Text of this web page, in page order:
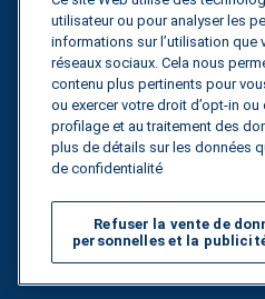
Tous droits réservés.
utilisateur ou pour analyser les
informations sur l’utilisation
réseaux sociaux. Cela nous
contenu plus pertinents pour
ou exercer votre droit d’opt-in
profilage et au traitement des
plus de détails sur les données
de confidentialité
Refuser la vente de
personnelles et la